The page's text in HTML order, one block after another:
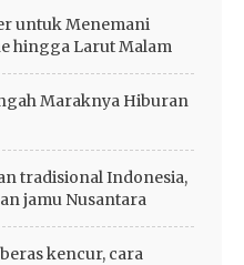
untuk Menemani
hingga Larut Malam
Maraknya Hiburan
tradisional Indonesia,
jamu Nusantara
kencur, cara